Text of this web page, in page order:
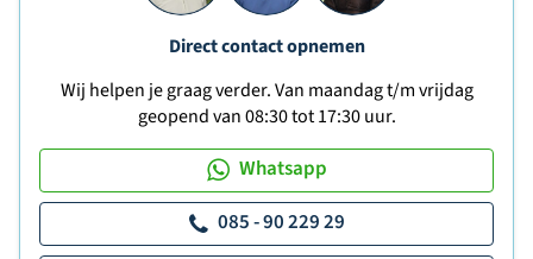
Direct contact opnemen
Wij helpen je graag verder. Van maandag t/m vrijdag
geopend van 08:30 tot 17:30 uur.
Whatsapp
085 - 90 229 29